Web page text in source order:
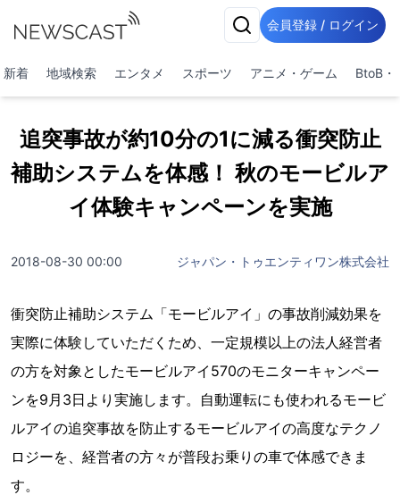
会員登録 / ログイン
新着 地域検索 エンタメ スポーツ アニメ・ゲーム BtoB・
追突事故が約10分の1に減る衝突防止
補助システムを体感！ 秋のモービルア
イ体験キャンペーンを実施
2018-08-30 00:00 ジャパン・トゥエンティワン株式会社
衝突防止補助システム「モービルアイ」の事故削減効果を
実際に体験していただくため、一定規模以上の法人経営者
の方を対象としたモービルアイ570のモニターキャンペー
ンを9月3日より実施します。自動運転にも使われるモービ
ルアイの追突事故を防止するモービルアイの高度なテクノ
ロジーを、経営者の方々が普段お乗りの車で体感できま
す。